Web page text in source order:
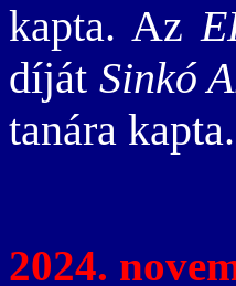
kapta. Az
díját Sinkó
tanára kapta.
2024.